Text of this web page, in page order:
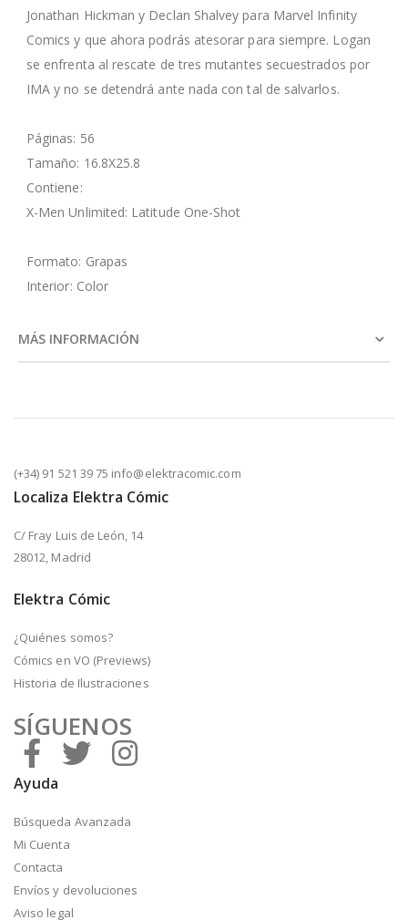
Jonathan Hickman y Declan Shalvey para Marvel Infinity
Comics y que ahora podrás atesorar para siempre. Logan
se enfrenta al rescate de tres mutantes secuestrados por
IMA y no se detendrá ante nada con tal de salvarlos.
Páginas: 56
Tamaño: 16.8X25.8
Contiene:
X-Men Unlimited: Latitude One-Shot
Formato: Grapas
Interior: Color
MÁS INFORMACIÓN
(+34) 91 521 39 75 info@elektracomic.com
Localiza Elektra Cómic
C/ Fray Luis de León, 14
28012, Madrid
Elektra Cómic
¿Quiénes somos?
Cómics en VO (Previews)
Historia de Ilustraciones
SÍGUENOS
Ayuda
Búsqueda Avanzada
Mi Cuenta
Contacta
Envíos y devoluciones
Aviso legal